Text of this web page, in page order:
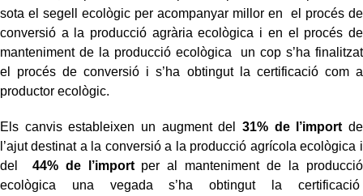
sota el segell ecològic per acompanyar millor en el procés de
conversió a la producció agrària ecològica i en el procés de
manteniment de la producció ecològica un cop s’ha finalitzat
el procés de conversió i s’ha obtingut la certificació com a
productor ecològic.
Els canvis estableixen un augment del 31% de l’import de
l’ajut destinat a la conversió a la producció agrícola ecològica i
del 44% de l’importper al manteniment de la producció
ecològica una vegada s’ha obtingut la certificació